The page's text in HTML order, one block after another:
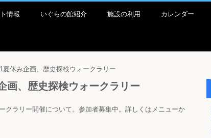
情報 いぐらの館紹介 施設の利用 カレンダー
夏休み企画、歴史探検ウォークラリー
画、歴史探検ウォークラリー
クラリー開催について。参加者募集中。詳しくはメニューか